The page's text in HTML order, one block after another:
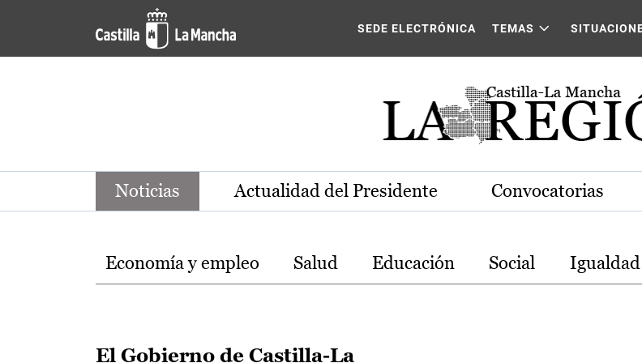
Pasar al contenido principal
Noticias de la región de Castilla-La Mancha
SEDE ELECTRÓNICA TEMAS
Noticias Actualidad del Presidente Convocatorias
Temas
Economía y empleo Salud Educación Social Igualdad
El Gobierno de Castilla-La